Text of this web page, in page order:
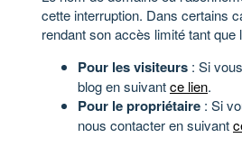
cette interruption. Dans certains
rendant son accès limité tant que
Pour les visiteurs : Si
blog en suivantce lien.
Pour le propriétaire : Si
nous contacter en suivant